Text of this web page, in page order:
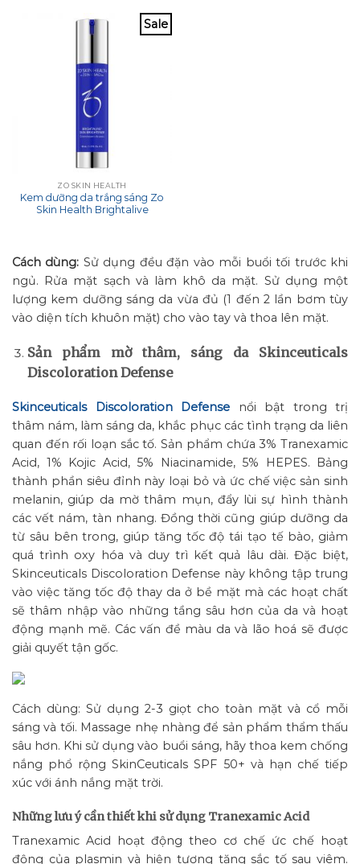
Sale
ZO SKIN HEALTH
Kem dưỡng da trắng sáng Zo
Skin Health Brightalive
Cách dùng: Sử dụng đều đặn vào mỗi buổi tối trước khi
ngủ. Rửa mặt sạch và làm khô da mặt. Sử dụng một
lượng kem dưỡng sáng da vừa đủ (1 đến 2 lần bơm tùy
vào diện tích khuôn mặt) cho vào tay và thoa lên mặt.
Sản phẩm mờ thâm, sáng da Skinceuticals
Discoloration Defense
Skinceuticals Discoloration Defense nổi bật trong trị
thâm nám, làm sáng da, khắc phục các tình trạng da liên
quan đến rối loạn sắc tố. Sản phẩm chứa 3% Tranexamic
Acid, 1% Kojic Acid, 5% Niacinamide, 5% HEPES. Bảng
thành phần siêu đỉnh này loại bỏ và ức chế việc sản sinh
melanin, giúp da mờ thâm mụn, đẩy lùi sự hình thành
các vết nám, tàn nhang. Đồng thời cũng giúp dưỡng da
từ sâu bên trong, giúp tăng tốc độ tái tạo tế bào, giảm
quá trình oxy hóa và duy trì kết quả lâu dài. Đặc biệt,
Skinceuticals Discoloration Defense này không tập trung
vào việc tăng tốc độ thay da ở bề mặt mà các hoạt chất
sẽ thâm nhập vào những tầng sâu hơn của da và hoạt
động mạnh mẽ. Các vấn đề màu da và lão hoá sẽ được
giải quyết tận gốc.
Cách dùng: Sử dụng 2-3 giọt cho toàn mặt và cổ mỗi
sáng và tối. Massage nhẹ nhàng để sản phẩm thẩm thấu
sâu hơn. Khi sử dụng vào buổi sáng, hãy thoa kem chống
nắng phổ rộng SkinCeuticals SPF 50+ và hạn chế tiếp
xúc với ánh nắng mặt trời.
Những lưu ý cần thiết khi sử dụng Tranexamic Acid
Tranexamic Acid hoạt động theo cơ chế ức chế hoạt
động của plasmin và hiện tượng tăng sắc tố sau viêm.